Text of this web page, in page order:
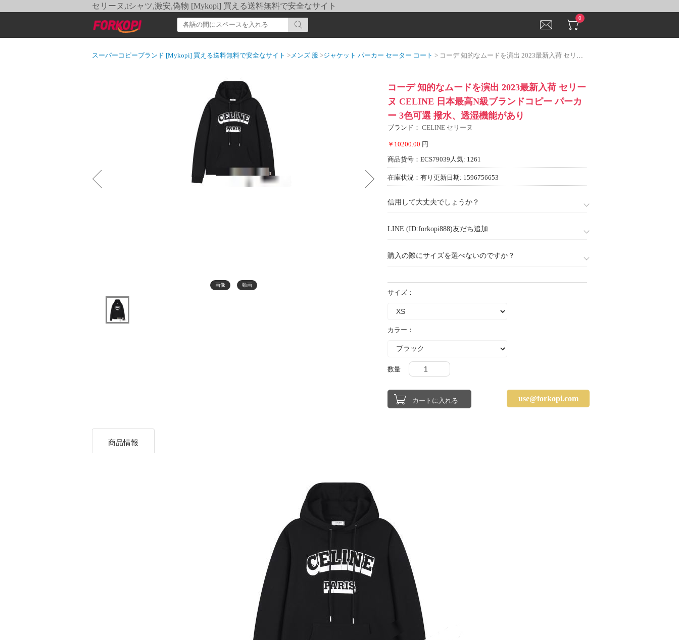
セリーヌ,tシャツ,激安,偽物 [Mykopi] 買える送料無料で安全なサイト
0
スーパーコピーブランド [Mykopi] 買える送料無料で安全なサイト >メンズ 服 >ジャケット パーカー セーター コート > コーデ 知的なムードを演出 2023最新入荷 セリーヌ CELINE 日本最高N級ブランドコピー パーカー 3色可選 撥水、透湿機能があり
画像 動画
コーデ 知的なムードを演出 2023最新入荷 セリー
ヌ CELINE 日本最高N級ブランドコピー パーカ
ー 3色可選 撥水、透湿機能があり
ブランド： CELINE セリーヌ
￥10200.00 円
商品货号：ECS79039 人気: 1261
在庫状況：有り 更新日期: 1596756653
信用して大丈夫でしょうか？
LINE (ID:forkopi888)友だち追加
購入の際にサイズを選べないのですか？
サイズ：
カラー：
数量
use@forkopi.com
商品情報